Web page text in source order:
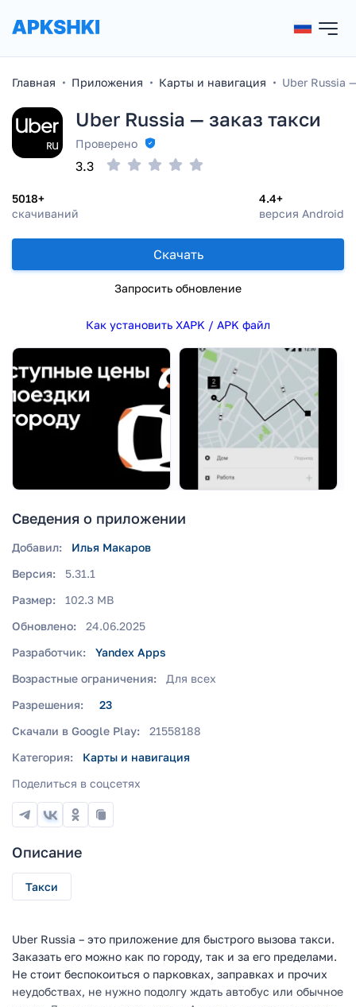
Главная Приложения Карты и навигация Uber Russia
Uber Russia — заказ такси
Проверено
5018+
скачиваний
4.4+
версия Android
3.3
Скачать
Запросить обновление
Как установить XAPK / APK файл
Сведения о приложении
Добавил:
Илья Макаров
Версия:
5.31.1
Размер:
102.3 MB
Обновлено:
24.06.2025
Разработчик:
Yandex Apps
Возрастные ограничения:
Для всех
Разрешения:
23
Скачали в Google Play:
21558188
Категория:
Карты и навигация
Поделиться в соцсетях
Описание
Такси
Uber Russia – это приложение для быстрого вызова такси.
Заказать его можно как по городу, так и за его пределами.
Не стоит беспокоиться о парковках, заправках и прочих
неудобствах, не нужно подолгу ждать автобус или обычное